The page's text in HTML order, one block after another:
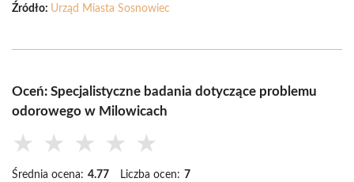
Źródło: Urząd Miasta Sosnowiec
Oceń: Specjalistyczne badania dotyczące problemu
odorowego w Milowicach
★ ★ ★ ★ ★
Średnia ocena: 4.77 Liczba ocen: 7